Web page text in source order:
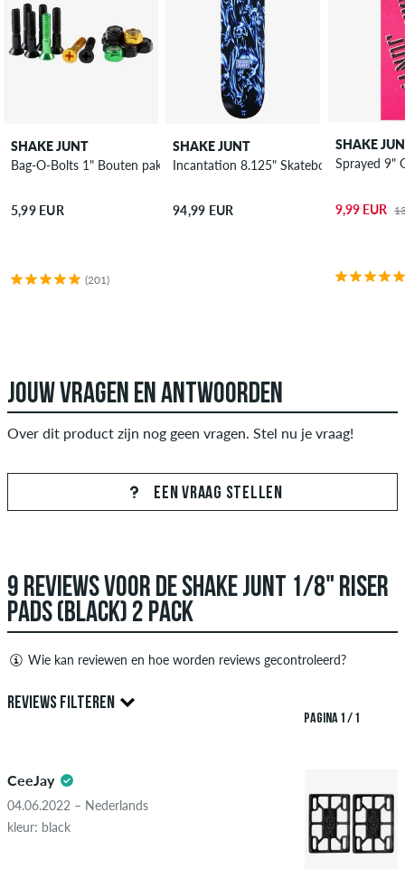
SHAKE JUNT
Bag-O-Bolts 1" Bouten pakket Phillips
5,99 EUR
(201)
SHAKE JUNT
Incantation 8.125" Skateboard Deck
94,99 EUR
SHAKE
Sprayed 9"
9,99 EUR
JOUW VRAGEN EN ANTWOORDEN
Over dit product zijn nog geen vragen. Stel nu je vraag!
EEN VRAAG STELLEN
9 REVIEWS VOOR DE SHAKE JUNT 1/8" RISER
PADS (BLACK) 2 PACK
Wie kan reviewen en hoe worden reviews gecontroleerd?
reviews aanmaken. Ze worden gepubliceerd na onze controle.
die de toepasselijke wetgeving of auteursrechten schenden
en die spam en advertenties van derden bevatten, worden
niet gepubliceerd. De sterbeoordeling van een item geeft het
REVIEWS FILTEREN
5.0
PAGINA 1 / 1
CeeJay
04.06.2022 – Nederlands
kleur: black